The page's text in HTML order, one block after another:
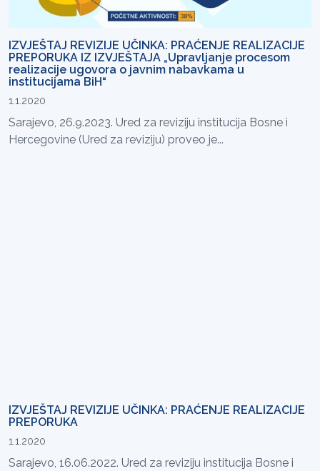
IZVJEŠTAJ REVIZIJE UČINKA: PRAĆENJE REALIZACIJE
PREPORUKA IZ IZVJEŠTAJA „Upravljanje procesom
realizacije ugovora o javnim nabavkama u
institucijama BiH“
1.1.2020
Sarajevo, 26.9.2023. Ured za reviziju institucija Bosne i
Hercegovine (Ured za reviziju) proveo je...
IZVJEŠTAJ REVIZIJE UČINKA: PRAĆENJE REALIZACIJE
PREPORUKA
1.1.2020
Sarajevo, 16.06.2022. Ured za reviziju institucija Bosne i